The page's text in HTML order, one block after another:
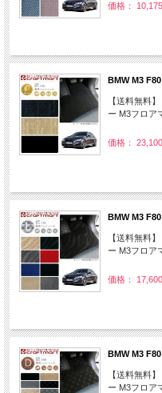
価格：
BMW M3
【送料無料
ー M3フロア
価格：
BMW M3
【送料無料
ー M3フロア
価格：
BMW M3
【送料無料
ー M3フロア